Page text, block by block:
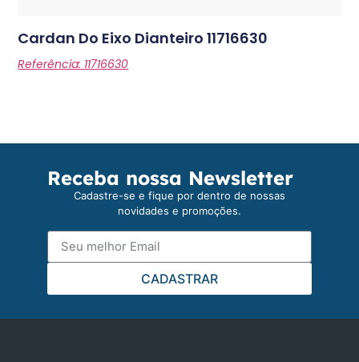
Cardan Do Eixo Dianteiro11716630
Referência: 11716630
Receba nossa Newsletter
Cadastre-se e fique por dentro de nossas
novidades e promoções.
CADASTRAR